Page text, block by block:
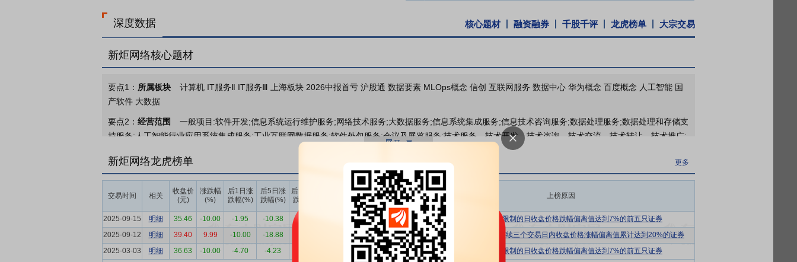
2026年04月29日公布截止2025年12月31日股东户数23308户，比上期减少2976户
业绩报表
公司投资
分红送配 更多
深度数据 核心题材 融资融券 千股千评 龙虎榜单 大宗交易
新炬网络核心题材
要点1： 所属板块
计算机 IT服务Ⅱ IT服务Ⅲ 上海板块 2026中报首亏 沪股通 数据要素 MLOps概念 信创 互联网服务 数据中心 华为概念 百度概念 人工智能 国
产软件 大数据
要点2： 经营范围
一般项目:软件开发;信息系统运行维护服务;网络技术服务;大数据服务;信息系统集成服务;信息技术咨询服务;数据处理服务;数据处理和存储支
持服务;人工智能行业应用系统集成服务;工业互联网数据服务;软件外包服务;会议及展览服务;技术服务、技术开发、技术咨询、技术交流、技术转让、技术推广;
计算机及办公设备维修;非居住房地产租赁;计算机及通讯设备租赁;计算机软硬件及辅助设备批发;计算机软硬件及辅助设备零售;网络设备销售;软件销售。(除依
法须经批准的项目外,凭营业执照依法自主开展经营活动)
智慧运维及运营解决方案：基于客户的需求，为客户的信息化、数字化和智能化提供智慧运维与运营解决方案，具体分为年
度运营服务、专项工程服务、软件产品及开发服务三小类。
要点4：原厂软硬件及服务销售 原厂软硬件及服务销售：向客户的IT数据中心等IT基础设施提供国内外各厂商的软硬件及相关服务。
要点5：短剧及智能内容的制作和营销
短剧及智能内容的制作和营销业务：通过传统或智能的方式对短剧进行制作，并对短剧内容或短剧版权进行传统营销以
及利用智能化的产品实现短剧内容的精准分发。
新炬网络龙虎榜单 更多
交易时间 相关
收盘价
(元)
涨跌幅
(%)
后1日涨
跌幅(%)
后5日涨
跌幅(%)
后10日涨
跌幅(%)
部买入合
上榜营业
部卖出合
计(万)
上榜营业
部买卖净
额合计(万)
上榜原因
2025-09-15 明细 35.46 -10.00 -1.95 -10.38 -12.61 6123.45 16537.40 -10413.95
有价格涨跌幅限制的日收盘价格跌幅偏离值达到7%的前五只证券
2025-09-12
明细 39.40 9.99 -10.00 -18.88 31290.92 23529.44 7761.48
非ST、*ST和S证券连续三个交易日内收盘价格涨幅偏离值累计达到20%的证券
2025-03-03
明细 36.63 -10.00 -4.70 -4.23 10452.47 -3541.75
有价格涨跌幅限制的日收盘价格跌幅偏离值达到7%的前五只证券